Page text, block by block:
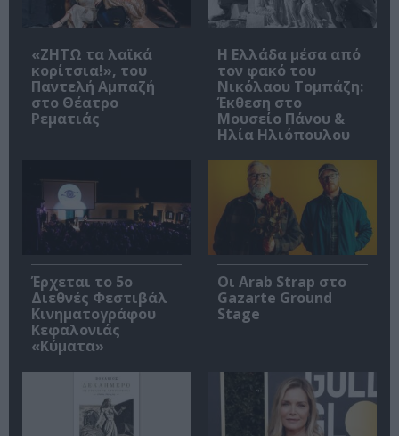
«ΖΗΤΩ τα λαϊκά
κορίτσια!», του
Παντελή Αμπαζή
στο Θέατρο
Ρεματιάς
Η Ελλάδα μέσα από
τον φακό του
Νικόλαου Τομπάζη:
Έκθεση στο
Μουσείο Πάνου &
Ηλία Ηλιόπουλου
Έρχεται το 5ο
Διεθνές Φεστιβάλ
Κινηματογράφου
Κεφαλονιάς
«Κύματα»
Οι Arab Strap στο
Gazarte Ground
Stage